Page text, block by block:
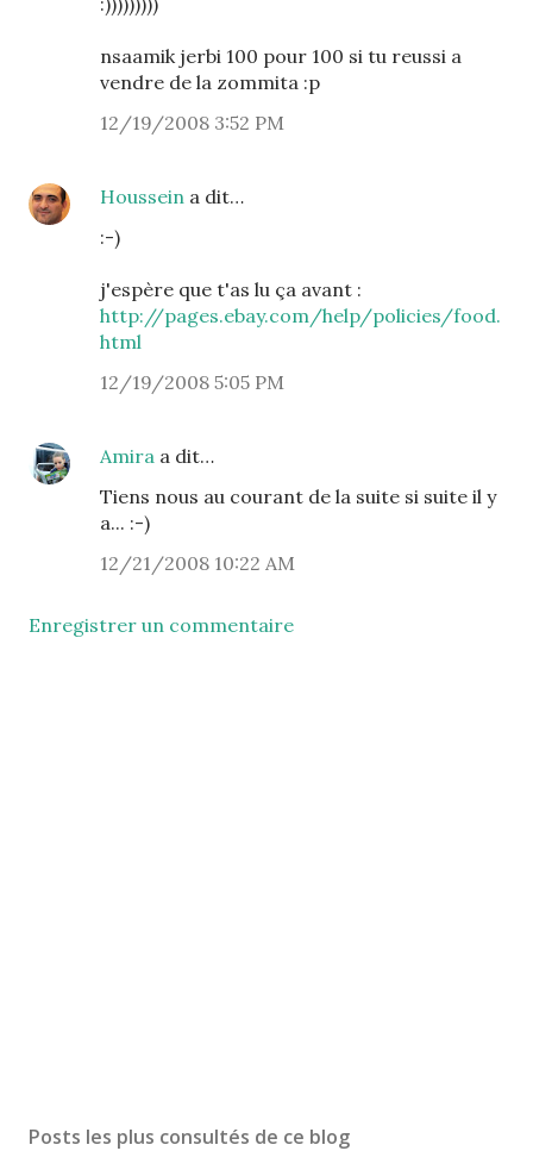
nsaamik jerbi 100 pour 100 si tu reussi a
vendre de la zommita :p
12/19/2008 3:52 PM
Houssein a dit…
:-)
j'espère que t'as lu ça avant :
http://pages.ebay.com/help/policies/food.
html
12/19/2008 5:05 PM
Amira a dit…
Tiens nous au courant de la suite si suite il y
a... :-)
12/21/2008 10:22 AM
Enregistrer un commentaire
Posts les plus consultés de ce blog